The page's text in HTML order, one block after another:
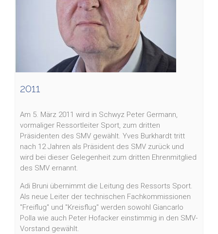
2011
Am 5. März 2011 wird in Schwyz Peter Germann,
vormaliger Ressortleiter Sport, zum dritten
Präsidenten des SMV gewählt. Yves Burkhardt tritt
nach 12 Jahren als Präsident des SMV zurück und
wird bei dieser Gelegenheit zum dritten Ehrenmitglied
des SMV ernannt.
Adi Bruni übernimmt die Leitung des Ressorts Sport.
Als neue Leiter der technischen Fachkommissionen
"Freiflug" und "Kreisflug" werden sowohl Giancarlo
Polla wie auch Peter Hofacker einstimmig in den SMV-
Vorstand gewählt.